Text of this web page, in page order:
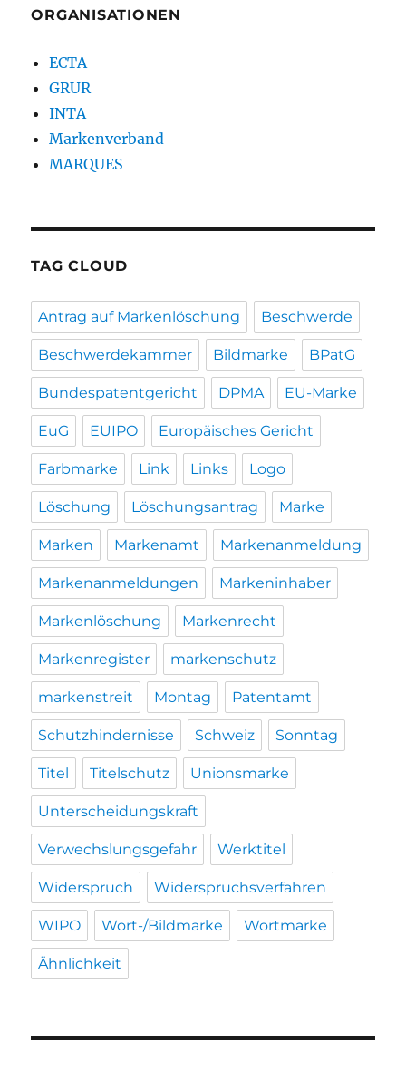
ORGANISATIONEN
ECTA
GRUR
INTA
Markenverband
MARQUES
TAG CLOUD
Antrag auf Markenlöschung Beschwerde
Beschwerdekammer Bildmarke BPatG
Bundespatentgericht DPMA EU-Marke
EuG EUIPO Europäisches Gericht
Farbmarke Link Links Logo
Löschung Löschungsantrag Marke
Marken Markenamt Markenanmeldung
Markenanmeldungen Markeninhaber
Markenlöschung Markenrecht
Markenregister markenschutz
markenstreit Montag Patentamt
Schutzhindernisse Schweiz Sonntag
Titel Titelschutz Unionsmarke
Unterscheidungskraft
Verwechslungsgefahr Werktitel
Widerspruch Widerspruchsverfahren
WIPO Wort-/Bildmarke Wortmarke
Ähnlichkeit